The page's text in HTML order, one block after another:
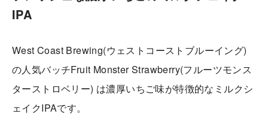
IPA
West Coast Brewing(ウェストコーストブルーイング)
の人気バッチFruit Monster Strawberry(フルーツモンス
ターストロベリー) は濃厚いちご味が特徴的なミルクシ
ェイクIPAです。